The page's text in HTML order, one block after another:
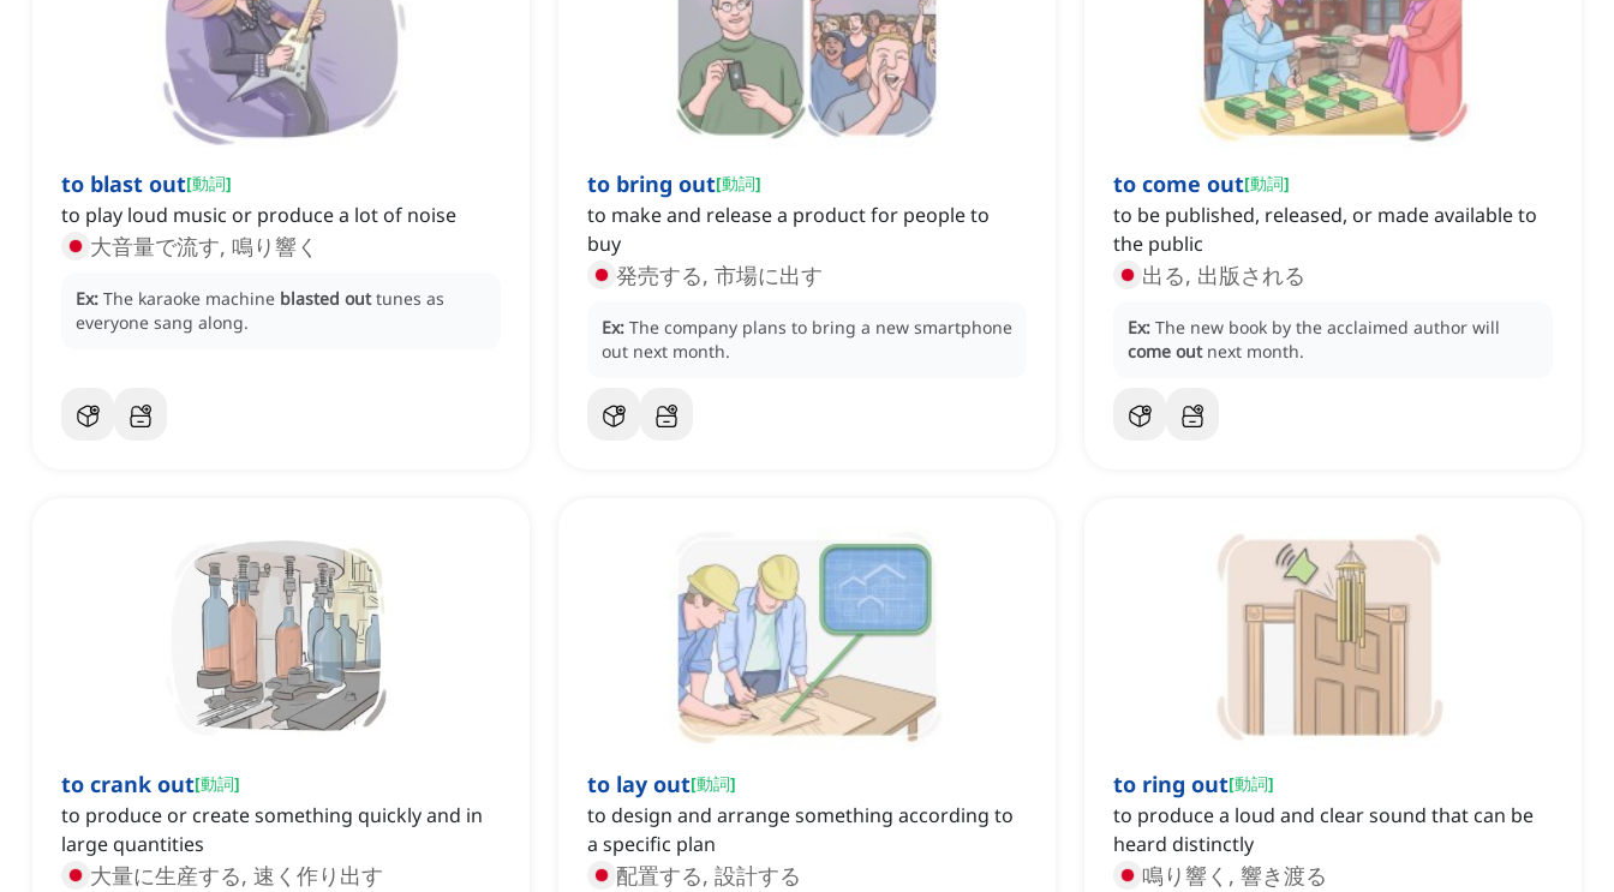
to blast out[動詞]
to play loud music or produce a lot of noise
大音量で流す, 鳴り響く
Ex: The karaoke machine blasted out tunes as
everyone sang along.
to bring out[動詞]
to make and release a product for people to
buy
発売する, 市場に出す
Ex: The company plans to bring a new smartphone
out next month.
to come out[動詞]
to be published, released, or made available to
the public
出る, 出版される
Ex: The new book by the acclaimed author will
come out next month.
to crank out[動詞]
to produce or create something quickly and in
large quantities
大量に生産する, 速く作り出す
to lay out[動詞]
to design and arrange something according to
a specific plan
配置する, 設計する
to ring out[動詞]
to produce a loud and clear sound that can be
heard distinctly
鳴り響く, 響き渡る